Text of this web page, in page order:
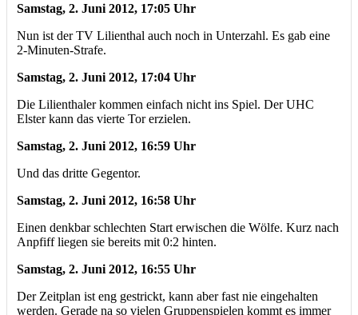
Samstag, 2. Juni 2012, 17:05 Uhr
Nun ist der TV Lilienthal auch noch in Unterzahl. Es gab eine
2-Minuten-Strafe.
Samstag, 2. Juni 2012, 17:04 Uhr
Die Lilienthaler kommen einfach nicht ins Spiel. Der UHC
Elster kann das vierte Tor erzielen.
Samstag, 2. Juni 2012, 16:59 Uhr
Und das dritte Gegentor.
Samstag, 2. Juni 2012, 16:58 Uhr
Einen denkbar schlechten Start erwischen die Wölfe. Kurz nach
Anpfiff liegen sie bereits mit 0:2 hinten.
Samstag, 2. Juni 2012, 16:55 Uhr
Der Zeitplan ist eng gestrickt, kann aber fast nie eingehalten
werden. Gerade na so vielen Gruppenspielen kommt es immer